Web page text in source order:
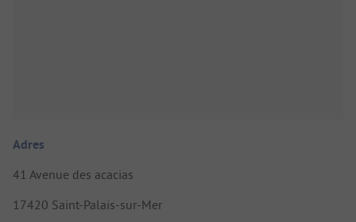
Adres
41 Avenue des acacias
17420 Saint-Palais-sur-Mer